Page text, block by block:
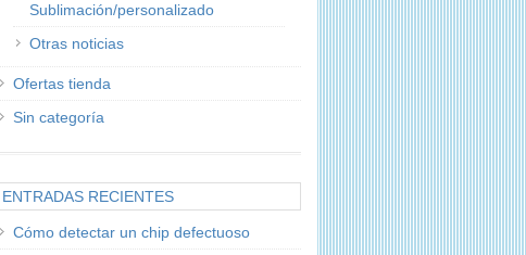
Sublimación/personalizado
Otras noticias
Ofertas tienda
Sin categoría
ENTRADAS RECIENTES
Cómo detectar un chip defectuoso